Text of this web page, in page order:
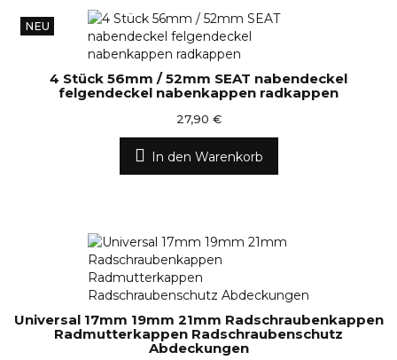
NEU
4 Stück 56mm / 52mm SEAT nabendeckel
felgendeckel nabenkappen radkappen
27,90 €
In den Warenkorb
Universal 17mm 19mm 21mm Radschraubenkappen
Radmutterkappen Radschraubenschutz
Abdeckungen